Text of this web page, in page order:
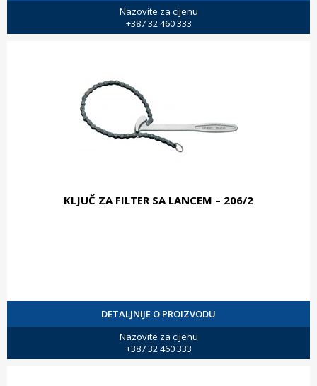
Nazovite za cijenu
+387 32 460 333
KLJUČ ZA FILTER SA LANCEM – 206/2
DETALJNIJE O PROIZVODU
Nazovite za cijenu
+387 32 460 333